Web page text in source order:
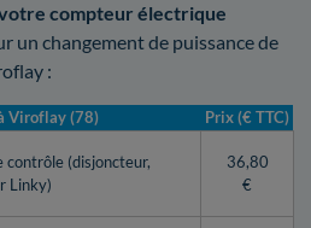
compteur électrique
un changement de puissance de
:
Viroflay (78) Prix (€ TTC)
contrôle (disjoncteur,
Linky)
36,80
€